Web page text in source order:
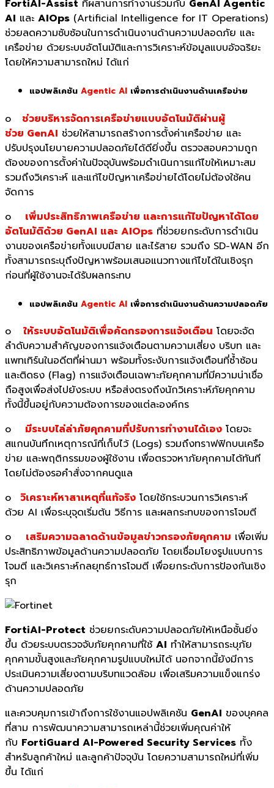
FortiAI-Assist ที่ผสานการทำงานร่วมกับ GenAI Agentic
AI และ AIOps (Artificial Intelligence for IT Operations)
ช่วยลดความซับซ้อนในการดำเนินงานด้านความปลอดภัย และ
เครือข่าย ด้วยระบบอัตโนมัติและการวิเคราะห์ข้อมูลแบบอัจฉริยะ
โดยให้ความสามารถใหม่ ได้แก่
แอปพลิเคชัน Agentic AI เพื่อการดำเนินงานด้านเครือข่าย
o ช่วยบริหารจัดการเครือข่ายแบบอัตโนมัติผ่านผู้
ช่วย GenAI ช่วยให้สามารถสร้างการตั้งค่าเครือข่าย และ
ปรับปรุงนโยบายความปลอดภัยได้ดียิ่งขึ้น ตรวจสอบความถูก
ต้องของการตั้งค่าในปัจจุบันพร้อมดำเนินการแก้ไขให้เหมาะสม
รวมถึงวิเคราะห์ และแก้ไขปัญหาเครือข่ายได้โดยไม่ต้องใช้คน
จัดการ
o
เพิ่มประสิทธิภาพเครือข่าย และการแก้ไขปัญหาได้โดย
อัตโนมัติด้วย GenAI และ AIOps ที่ช่วยยกระดับการดำเนิน
งานของเครือข่ายทั้งแบบมีสาย และไร้สาย รวมถึง SD-WAN อีก
ทั้งสามารถระบุถึงปัญหาพร้อมเสนอแนวทางแก้ไขได้ในเชิงรุก
ก่อนที่ผู้ใช้งานจะได้รับผลกระทบ
แอปพลิเคชัน Agentic AI เพื่อการดำเนินงานด้านความปลอดภัย
o ให้ระบบอัตโนมัติเพื่อคัดกรองการแจ้งเตือน โดยจะจัด
ลำดับความสำคัญของการแจ้งเตือนตามความเสี่ยง บริบท และ
แพทเทิร์นในอดีตที่ผ่านมา พร้อมทั้งระงับการแจ้งเตือนที่ซ้ำซ้อน
และติดธง (Flag) การแจ้งเตือนเฉพาะภัยคุกคามที่มีความน่าเชื่อ
ถือสูงเพื่อส่งไปยังระบบ หรือส่งตรงถึงนักวิเคราะห์ภัยคุกคาม
ทั้งนี้ขึ้นอยู่กับความต้องการของแต่ละองค์กร
o
มีระบบไล่ล่าภัยคุกคามที่ปรับการทำงานได้เอง โดยจะ
สแกนบันทึกเหตุการณ์ที่เก็บไว้ (Logs) รวมถึงทราฟฟิกบนเครือ
ข่าย และพฤติกรรมของผู้ใช้งาน เพื่อตรวจหาภัยคุกคามได้ทันที
โดยไม่ต้องรอคำสั่งจากคนดูแล
o
วิเคราะห์หาสาเหตุที่แท้จริง โดยใช้กระบวนการวิเคราะห์
ด้วย AI เพื่อระบุจุดเริ่มต้น วิธีการ และผลกระทบของการโจมตี
o เสริมความฉลาดด้านข้อมูลข่าวกรองภัยคุกคาม เพื่อเพิ่ม
ประสิทธิภาพข้อมูลด้านความปลอดภัย โดยเชื่อมโยงรูปแบบการ
โจมตี และวิเคราะห์กลยุทธ์การโจมตี เพื่อยกระดับการป้องกันเชิง
รุก
FortiAI-Protect ช่วยยกระดับความปลอดภัยให้เหนือชั้นยิ่ง
ขึ้น ด้วยระบบตรวจจับภัยคุกคามที่ใช้ AI ทำให้สามารถระบุภัย
คุกคามขั้นสูงและภัยคุกคามรูปแบบใหม่ได้ นอกจากนี้ยังมีการ
ประเมินความเสี่ยงตามบริบทแวดล้อม เพื่อเสริมความแข็งแกร่ง
ด้านความปลอดภัย
และควบคุมการเข้าถึงการใช้งานแอปพลิเคชัน GenAI ของบุคคล
ที่สาม การพัฒนาความสามารถเหล่านี้ช่วยเพิ่มคุณค่าให้
กับ FortiGuard AI-Powered Security Services ทั้ง
สำหรับลูกค้าใหม่ และลูกค้าปัจจุบัน โดยความสามารถใหม่ที่เพิ่ม
ขึ้น ได้แก่